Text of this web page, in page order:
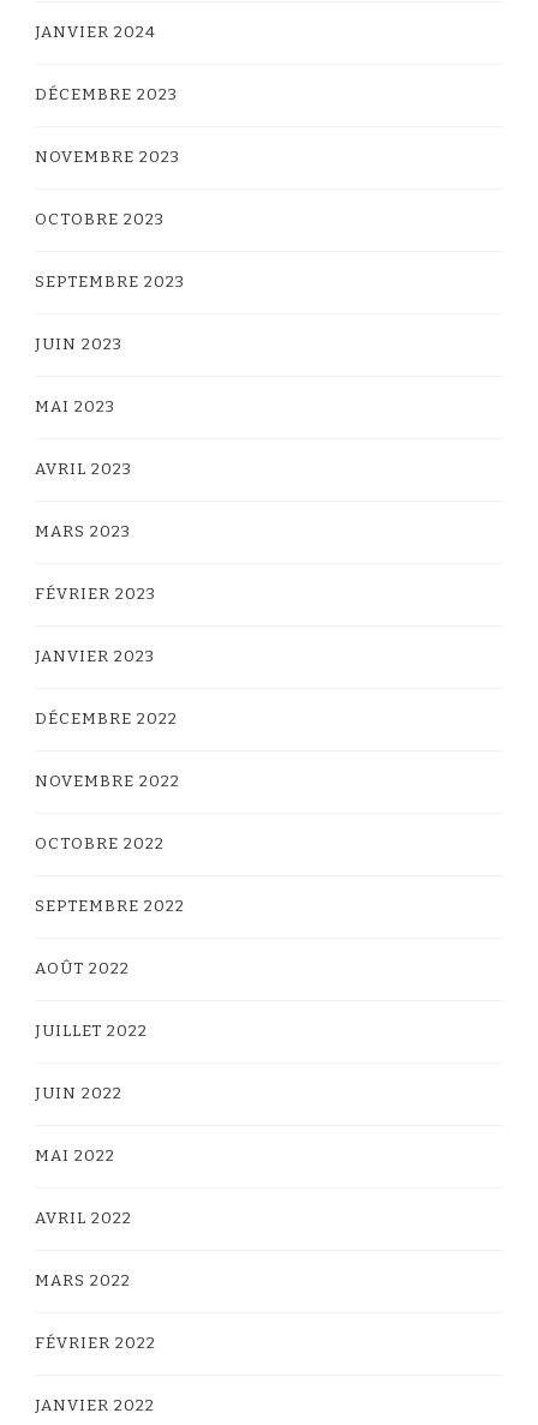
JANVIER 2024
DÉCEMBRE 2023
NOVEMBRE 2023
OCTOBRE 2023
SEPTEMBRE 2023
JUIN 2023
MAI 2023
AVRIL 2023
MARS 2023
FÉVRIER 2023
JANVIER 2023
DÉCEMBRE 2022
NOVEMBRE 2022
OCTOBRE 2022
SEPTEMBRE 2022
AOÛT 2022
JUILLET 2022
JUIN 2022
MAI 2022
AVRIL 2022
MARS 2022
FÉVRIER 2022
JANVIER 2022